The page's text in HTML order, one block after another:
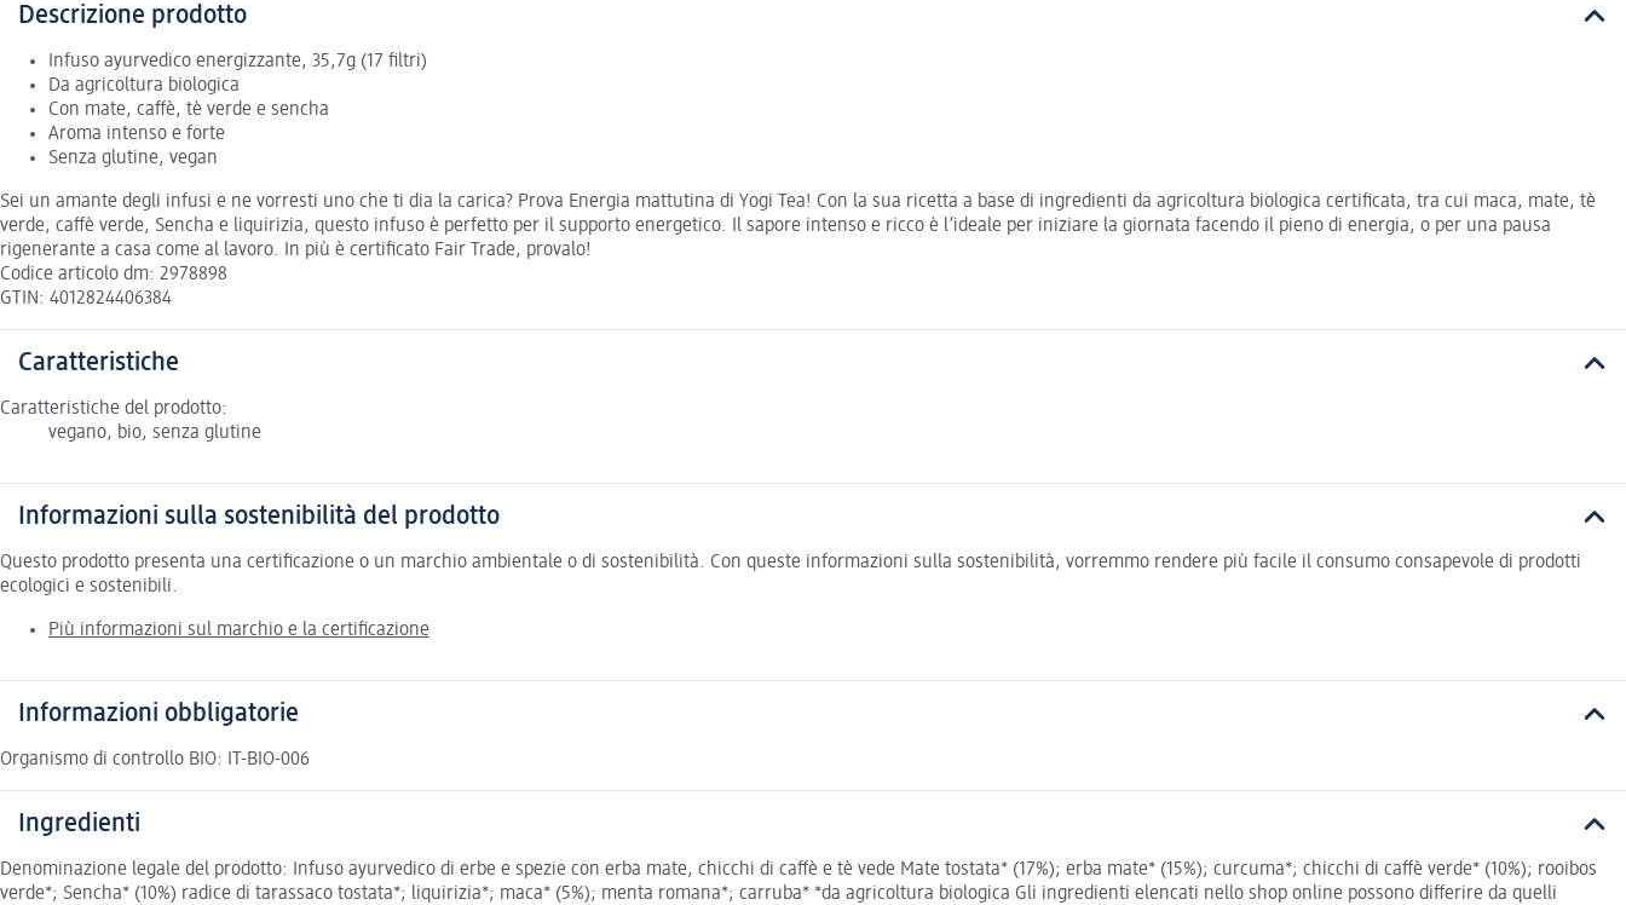
Descrizione prodotto
Infuso ayurvedico energizzante, 35,7g (17 filtri)
Da agricoltura biologica
Con mate, caffè, tè verde e sencha
Aroma intenso e forte
Senza glutine, vegan
Sei un amante degli infusi e ne vorresti uno che ti dia la carica? Prova Energia mattutina di Yogi Tea! Con la sua ricetta a base di ingredienti da agricoltura biologica certificata, tra cui maca, mate, tè
verde, caffè verde, Sencha e liquirizia, questo infuso è perfetto per il supporto energetico. Il sapore intenso e ricco è l’ideale per iniziare la giornata facendo il pieno di energia, o per una pausa
rigenerante a casa come al lavoro. In più è certificato Fair Trade, provalo!
Codice articolo dm: 2978898
GTIN: 4012824406384
Caratteristiche
Caratteristiche del prodotto:
vegano, bio, senza glutine
Informazioni sulla sostenibilità del prodotto
Questo prodotto presenta una certificazione o un marchio ambientale o di sostenibilità. Con queste informazioni sulla sostenibilità, vorremmo rendere più facile il consumo consapevole di prodotti
ecologici e sostenibili.
Più informazioni sul marchio e la certificazione
Informazioni obbligatorie
Organismo di controllo BIO: IT-BIO-006
Ingredienti
Denominazione legale del prodotto: Infuso ayurvedico di erbe e spezie con erba mate, chicchi di caffè e tè vede Mate tostata* (17%); erba mate* (15%); curcuma*; chicchi di caffè verde* (10%); rooibos
verde*; Sencha* (10%) radice di tarassaco tostata*; liquirizia*; maca* (5%); menta romana*; carruba* *da agricoltura biologica Gli ingredienti elencati nello shop online possono differire da quelli